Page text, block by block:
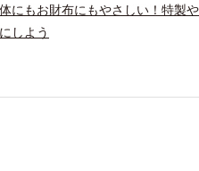
体にもお財布にもやさしい！特製
にしよう